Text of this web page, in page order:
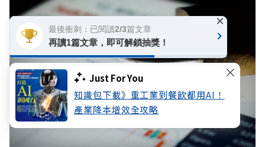
Just For You
知識包下載》重工業到餐飲都用AI！
產業降本增效全攻略
最後衝刺：已閱讀2/3篇文章
再讀1篇文章，即可解鎖抽獎！
×